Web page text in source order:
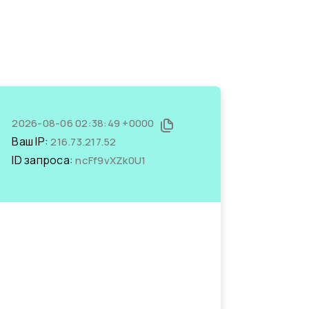
2026-08-06 02:38:49 +0000
Ваш IP:216.73.217.52
ID запроса:ncFf9vXZk0U1